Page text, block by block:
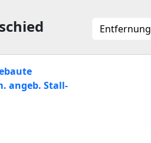
Entfernung
angeb. Stall-